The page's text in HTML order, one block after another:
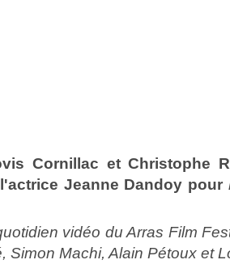
Cornillac et Christophe
Jeanne Dandoy pour
vidéo du Arras Film
Simon Machi, Alain Pétoux et